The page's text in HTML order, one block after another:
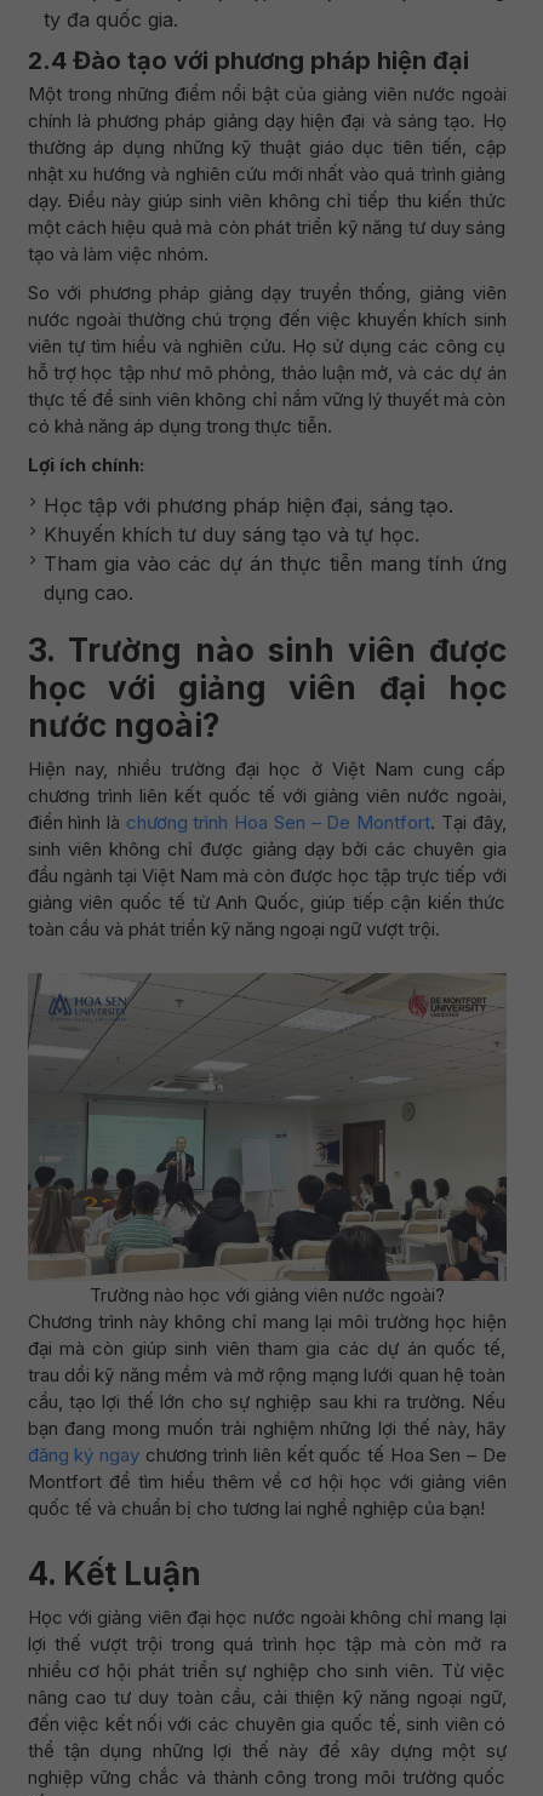
ty đa quốc gia.
2.4 Đào tạo với phương pháp hiện đại
Một trong những điểm nổi bật của giảng viên nước ngoài
chính là phương pháp giảng dạy hiện đại và sáng tạo. Họ
thường áp dụng những kỹ thuật giáo dục tiên tiến, cập
nhật xu hướng và nghiên cứu mới nhất vào quá trình giảng
dạy. Điều này giúp sinh viên không chỉ tiếp thu kiến thức
một cách hiệu quả mà còn phát triển kỹ năng tư duy sáng
tạo và làm việc nhóm.
So với phương pháp giảng dạy truyền thống, giảng viên
nước ngoài thường chú trọng đến việc khuyến khích sinh
viên tự tìm hiểu và nghiên cứu. Họ sử dụng các công cụ
hỗ trợ học tập như mô phỏng, thảo luận mở, và các dự án
thực tế để sinh viên không chỉ nắm vững lý thuyết mà còn
có khả năng áp dụng trong thực tiễn.
Lợi ích chính:
Học tập với phương pháp hiện đại, sáng tạo.
Khuyến khích tư duy sáng tạo và tự học.
Tham gia vào các dự án thực tiễn mang tính ứng
dụng cao.
3. Trường nào sinh viên được
học với giảng viên đại học
nước ngoài?
Hiện nay, nhiều trường đại học ở Việt Nam cung cấp
chương trình liên kết quốc tế với giảng viên nước ngoài,
điển hình là chương trình Hoa Sen – De Montfort. Tại đây,
sinh viên không chỉ được giảng dạy bởi các chuyên gia
đầu ngành tại Việt Nam mà còn được học tập trực tiếp với
giảng viên quốc tế từ Anh Quốc, giúp tiếp cận kiến thức
toàn cầu và phát triển kỹ năng ngoại ngữ vượt trội.
Trường nào học với giảng viên nước ngoài?
Chương trình này không chỉ mang lại môi trường học hiện
đại mà còn giúp sinh viên tham gia các dự án quốc tế,
trau dồi kỹ năng mềm và mở rộng mạng lưới quan hệ toàn
cầu, tạo lợi thế lớn cho sự nghiệp sau khi ra trường. Nếu
bạn đang mong muốn trải nghiệm những lợi thế này, hãy
đăng ký ngaychương trình liên kết quốc tế Hoa Sen – De
Montfort để tìm hiểu thêm về cơ hội học với giảng viên
quốc tế và chuẩn bị cho tương lai nghề nghiệp của bạn!
4. Kết Luận
Học với giảng viên đại học nước ngoài không chỉ mang lại
lợi thế vượt trội trong quá trình học tập mà còn mở ra
nhiều cơ hội phát triển sự nghiệp cho sinh viên. Từ việc
nâng cao tư duy toàn cầu, cải thiện kỹ năng ngoại ngữ,
đến việc kết nối với các chuyên gia quốc tế, sinh viên có
thể tận dụng những lợi thế này để xây dựng một sự
nghiệp vững chắc và thành công trong môi trường quốc